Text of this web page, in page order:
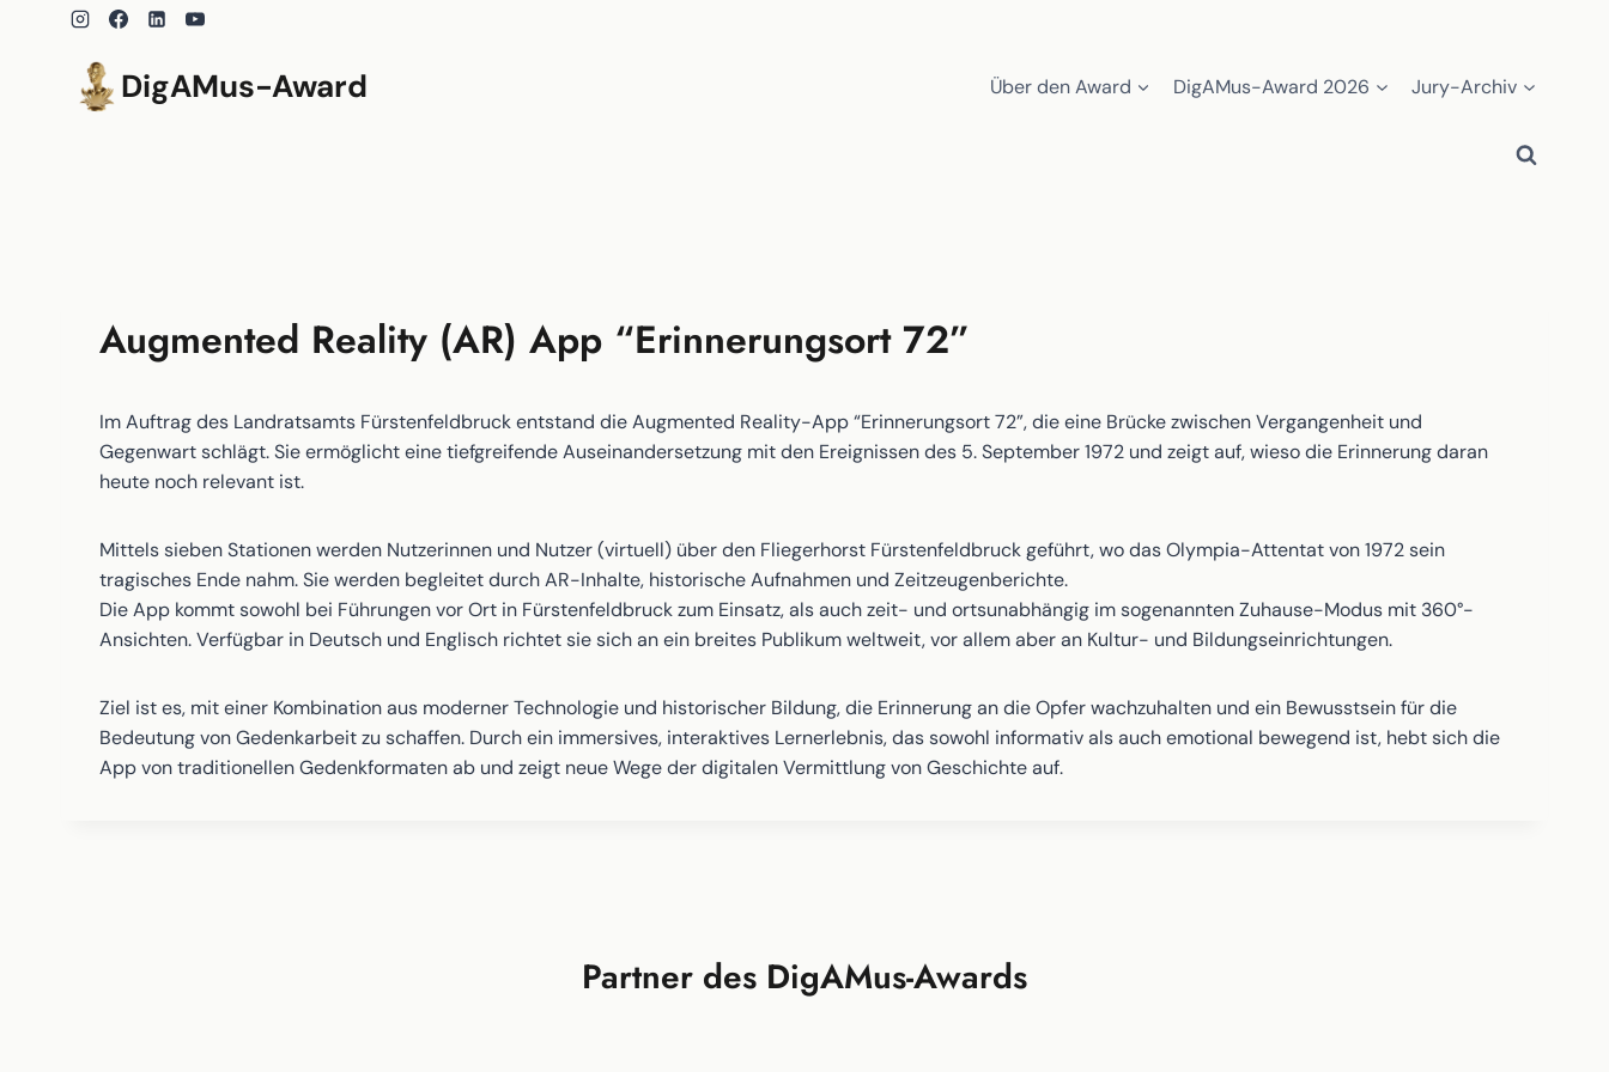
DigAMus-Award Über den Award DigAMus-Award 2026 Jury-Archiv
Augmented Reality (AR) App “Erinnerungsort 72”
Im Auftrag des Landratsamts Fürstenfeldbruck entstand die Augmented Reality-App “Erinnerungsort 72”, die eine Brücke zwischen Vergangenheit und
Gegenwart schlägt. Sie ermöglicht eine tiefgreifende Auseinandersetzung mit den Ereignissen des 5. September 1972 und zeigt auf, wieso die Erinnerung daran
heute noch relevant ist.
Mittels sieben Stationen werden Nutzerinnen und Nutzer (virtuell) über den Fliegerhorst Fürstenfeldbruck geführt, wo das Olympia-Attentat von 1972 sein
tragisches Ende nahm. Sie werden begleitet durch AR-Inhalte, historische Aufnahmen und Zeitzeugenberichte.
Die App kommt sowohl bei Führungen vor Ort in Fürstenfeldbruck zum Einsatz, als auch zeit- und ortsunabhängig im sogenannten Zuhause-Modus mit 360°-
Ansichten. Verfügbar in Deutsch und Englisch richtet sie sich an ein breites Publikum weltweit, vor allem aber an Kultur- und Bildungseinrichtungen.
Ziel ist es, mit einer Kombination aus moderner Technologie und historischer Bildung, die Erinnerung an die Opfer wachzuhalten und ein Bewusstsein für die
Bedeutung von Gedenkarbeit zu schaffen. Durch ein immersives, interaktives Lernerlebnis, das sowohl informativ als auch emotional bewegend ist, hebt sich die
App von traditionellen Gedenkformaten ab und zeigt neue Wege der digitalen Vermittlung von Geschichte auf.
Partner des DigAMus-Awards